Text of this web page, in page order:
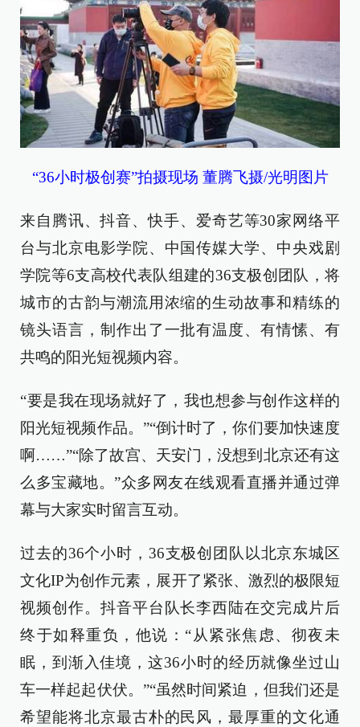
“36小时极创赛”拍摄现场 董腾飞摄/光明图片
来自腾讯、抖音、快手、爱奇艺等30家网络平
台与北京电影学院、中国传媒大学、中央戏剧
学院等6支高校代表队组建的36支极创团队，将
城市的古韵与潮流用浓缩的生动故事和精练的
镜头语言，制作出了一批有温度、有情愫、有
共鸣的阳光短视频内容。
“要是我在现场就好了，我也想参与创作这样的
阳光短视频作品。”“倒计时了，你们要加快速度
啊……”“除了故宫、天安门，没想到北京还有这
么多宝藏地。”众多网友在线观看直播并通过弹
幕与大家实时留言互动。
过去的36个小时，36支极创团队以北京东城区
文化IP为创作元素，展开了紧张、激烈的极限短
视频创作。抖音平台队长李西陆在交完成片后
终于如释重负，他说：“从紧张焦虑、彻夜未
眠，到渐入佳境，这36小时的经历就像坐过山
车一样起起伏伏。”“虽然时间紧迫，但我们还是
希望能将北京最古朴的民风，最厚重的文化通